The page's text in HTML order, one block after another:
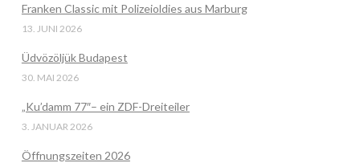
Franken Classic mit Polizeioldies aus Marburg
13. JUNI 2026
Üdvözöljük Budapest
30. MAI 2026
„Ku’damm 77″– ein ZDF-Dreiteiler
3. JANUAR 2026
Öffnungszeiten 2026